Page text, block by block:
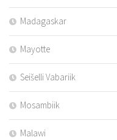
Madagaskar
Mayotte
Seišelli Vabariik
Mosambiik
Malawi